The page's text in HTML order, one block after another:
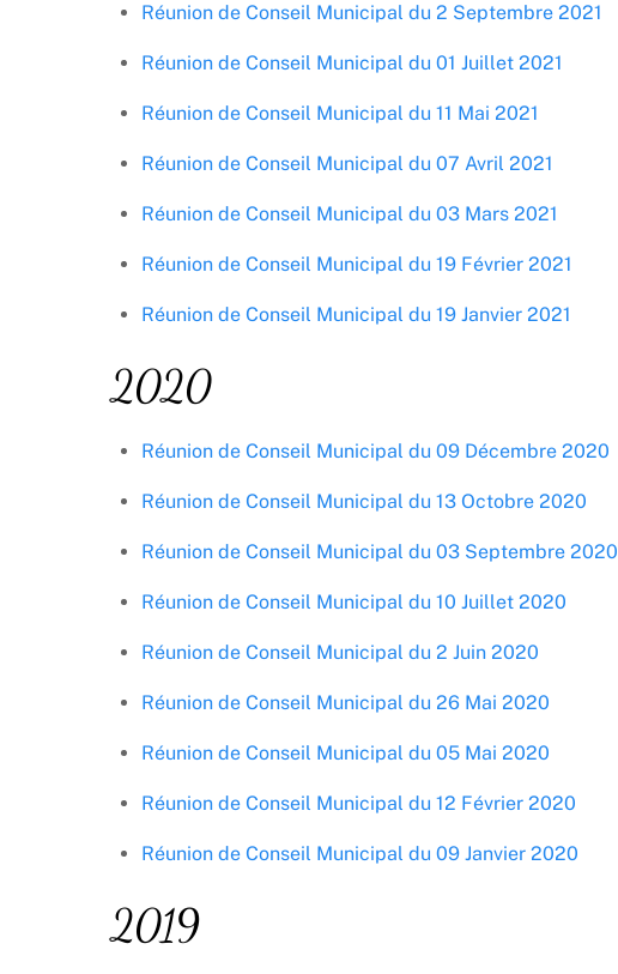
Réunion de Conseil Municipal du 2 Septembre 2021
Réunion de Conseil Municipal du 01 Juillet 2021
Réunion de Conseil Municipal du 11 Mai 2021
Réunion de Conseil Municipal du 07 Avril 2021
Réunion de Conseil Municipal du 03 Mars 2021
Réunion de Conseil Municipal du 19 Février 2021
Réunion de Conseil Municipal du 19 Janvier 2021
2020
Réunion de Conseil Municipal du 09 Décembre 2020
Réunion de Conseil Municipal du 13 Octobre 2020
Réunion de Conseil Municipal du 03 Septembre 2020
Réunion de Conseil Municipal du 10 Juillet 2020
Réunion de Conseil Municipal du 2 Juin 2020
Réunion de Conseil Municipal du 26 Mai 2020
Réunion de Conseil Municipal du 05 Mai 2020
Réunion de Conseil Municipal du 12 Février 2020
Réunion de Conseil Municipal du 09 Janvier 2020
2019